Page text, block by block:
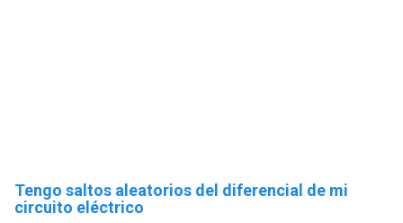
Tengo saltos aleatorios del diferencial de mi
circuito eléctrico